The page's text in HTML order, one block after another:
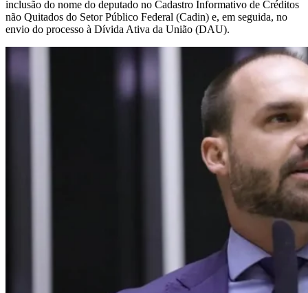
inclusão do nome do deputado no Cadastro Informativo de Créditos
não Quitados do Setor Público Federal (Cadin) e, em seguida, no
envio do processo à Dívida Ativa da União (DAU).